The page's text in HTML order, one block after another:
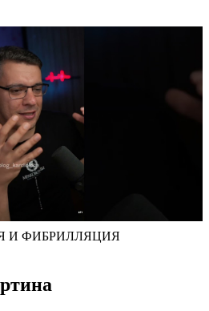
И ФИБРИЛЛЯЦИЯ